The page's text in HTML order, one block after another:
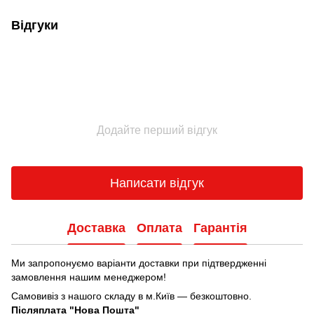
Відгуки
Додайте перший відгук
Написати відгук
Доставка Оплата Гарантія
Ми запропонуємо варіанти доставки при підтвердженні
замовлення нашим менеджером!
Самовивіз з нашого складу в м.Київ — безкоштовно.
Післяплата "Нова Пошта"